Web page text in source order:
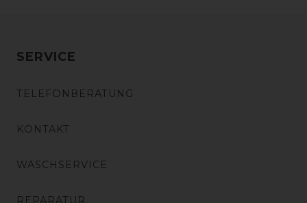
SERVICE
TELEFONBERATUNG
KONTAKT
WASCHSERVICE
REPARATUR